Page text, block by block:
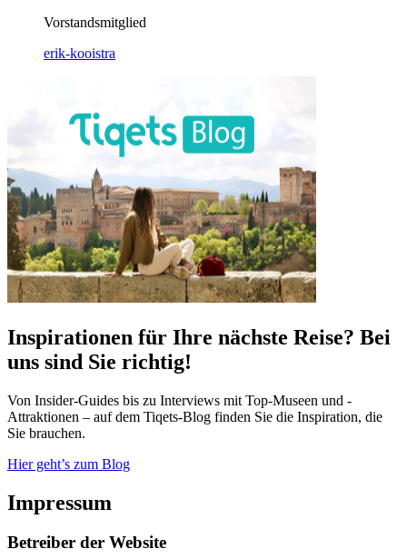
Vorstandsmitglied
erik-kooistra
Inspirationen für Ihre nächste Reise? Bei
uns sind Sie richtig!
Von Insider-Guides bis zu Interviews mit Top-Museen und -
Attraktionen – auf dem Tiqets-Blog finden Sie die Inspiration, die
Sie brauchen.
Hier geht’s zum Blog
Impressum
Betreiber der Website